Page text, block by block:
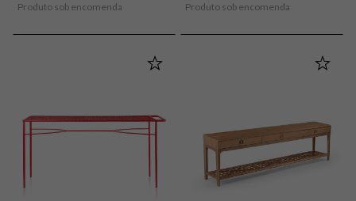
Produto sob encomenda
Produto sob encomenda